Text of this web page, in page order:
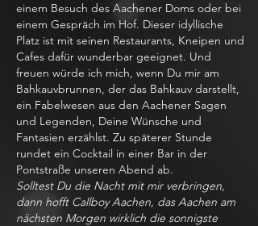
einem Besuch des Aachener Doms oder bei
einem Gespräch im Hof. Dieser idyllische
Platz ist mit seinen Restaurants, Kneipen und
Cafes dafür wunderbar geeignet. Und
freuen würde ich mich, wenn Du mir am
Bahkauvbrunnen, der das Bahkauv darstellt,
ein Fabelwesen aus den Aachener Sagen
und Legenden, Deine Wünsche und
Fantasien erzählst. Zu späterer Stunde
rundet ein Cocktail in einer Bar in der
Pontstraße unseren Abend ab.
Solltest Du die Nacht mit mir verbringen,
dann hofft Callboy Aachen, das Aachen am
nächsten Morgen wirklich die sonnigste